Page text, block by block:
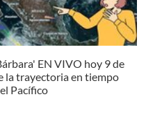
EN VIVO hoy 9 de
la trayectoria en tiempo
Pacífico